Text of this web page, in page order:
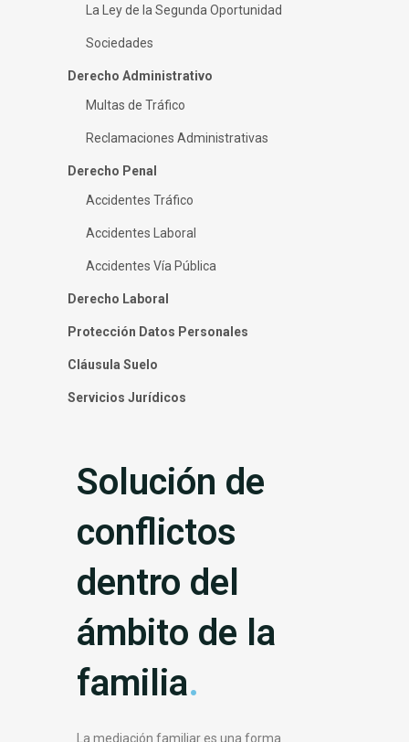
La Ley de la Segunda Oportunidad
Sociedades
Derecho Administrativo
Multas de Tráfico
Reclamaciones Administrativas
Derecho Penal
Accidentes Tráfico
Accidentes Laboral
Accidentes Vía Pública
Derecho Laboral
Protección Datos Personales
Cláusula Suelo
Servicios Jurídicos
Solución de
conflictos
dentro del
ámbito de la
familia.
La mediación familiar es una forma